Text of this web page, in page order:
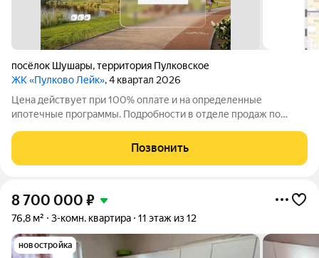
посёлок Шушары,территория Пулковское
ЖК «Пулково Лейк», 4 квартал 2026
Цена действует при 100% оплате и на определенные
ипотечные программы. Подробности в отделе продаж по
Лейк» на 3 этаже. Общая площадь составляет 66.30 кв. м.
Квартира с чистовой отделкой. Жилой
Позвонить
8 700 000 ₽
76,8 м² 3-комн. квартира 11 этаж из 12
новостройка